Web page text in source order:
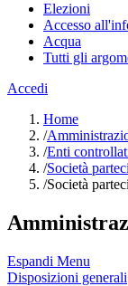
Elezioni
Accesso
Acqua
Tutti gli
Accedi
Home
/
/Enti
/Società
/Società
Espandi Menu
Disposizioni generali